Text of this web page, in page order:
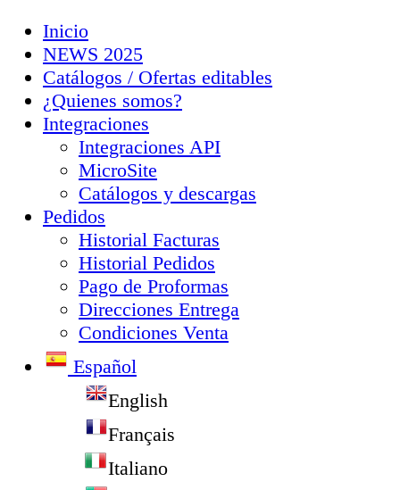
Inicio
NEWS 2025
Catálogos / Ofertas editables
¿Quienes somos?
Integraciones
Integraciones API
MicroSite
Catálogos y descargas
Pedidos
Historial Facturas
Historial Pedidos
Pago de Proformas
Direcciones Entrega
Condiciones Venta
Español
English
Français
Italiano